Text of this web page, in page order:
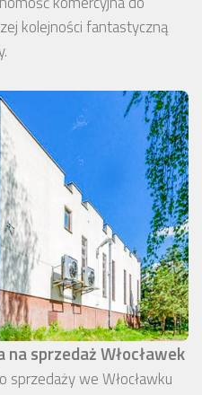
kolejności fantastyczną
sprzedaż Włocławek
sprzedaży we Włocławku